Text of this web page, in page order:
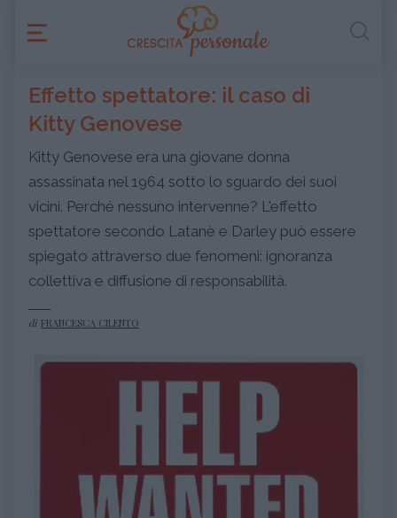
Effetto spettatore: il caso di
Kitty Genovese
Kitty Genovese era una giovane donna
assassinata nel 1964 sotto lo sguardo dei suoi
vicini. Perché nessuno intervenne? L'effetto
spettatore secondo Latanè e Darley può essere
spiegato attraverso due fenomeni: ignoranza
collettiva e diffusione di responsabilità.
di FRANCESCA CILENTO